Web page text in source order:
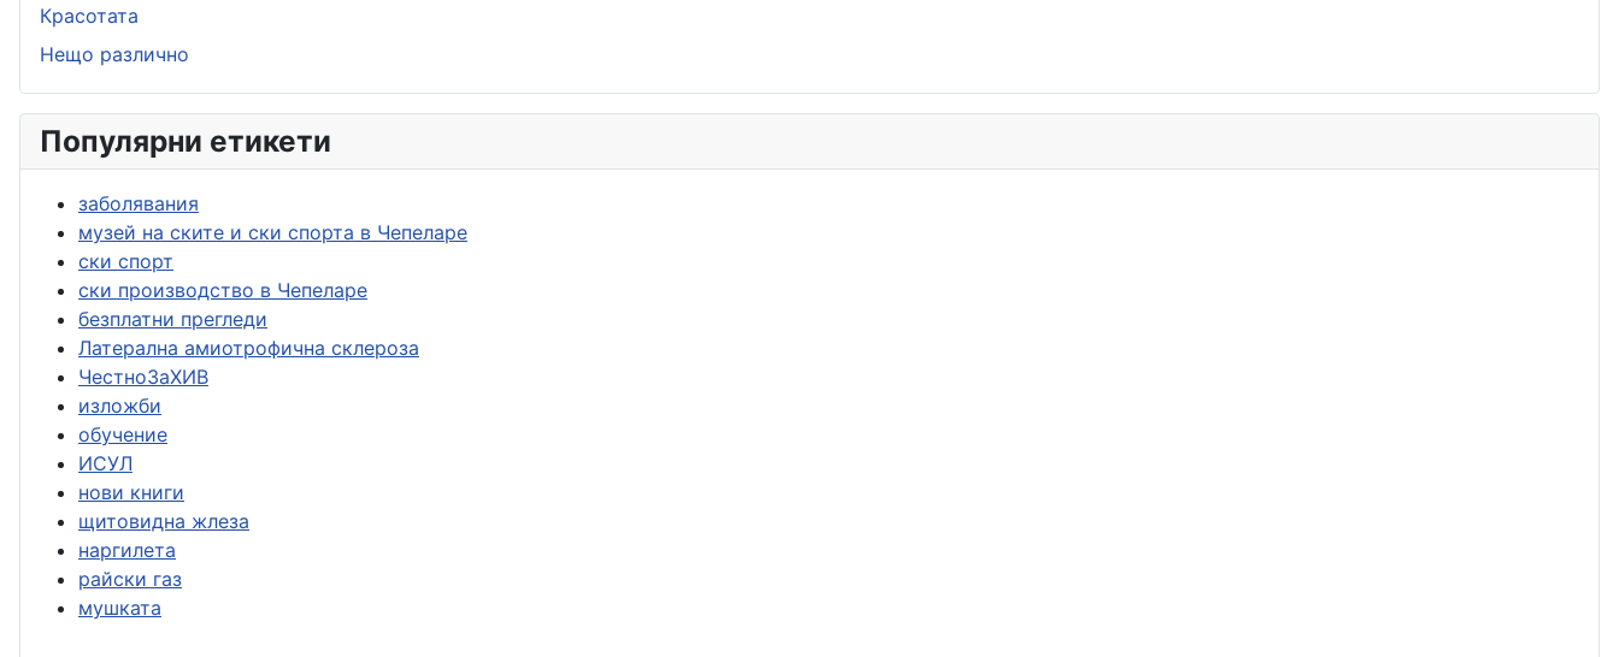
Красотата
Нещо различно
Популярни етикети
заболявания
музей на ските и ски спорта в Чепеларе
ски спорт
ски производство в Чепеларе
безплатни прегледи
Латерална амиотрофична склероза
ЧестноЗаХИВ
изложби
обучение
ИСУЛ
нови книги
щитовидна жлеза
наргилета
райски газ
мушката